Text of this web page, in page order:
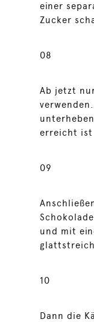
einer
Zucker
08
Ab jetzt
erreicht ist
09
und mit
10
Dann die